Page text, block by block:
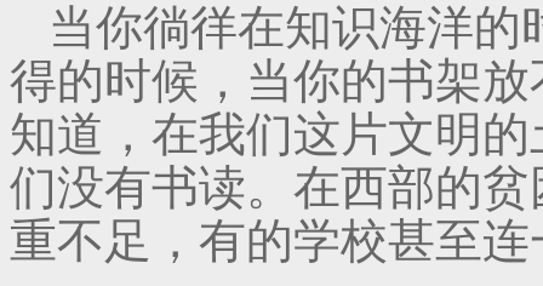
当你徜徉在知识海洋
得的时候，当你的书架
知道，在我们这片文明
们没有书读。在西部的
重不足，有的学校甚至